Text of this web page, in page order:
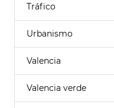
Tráfico
Urbanismo
Valencia
Valencia verde